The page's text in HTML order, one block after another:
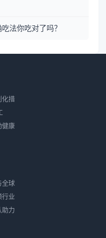
法你吃对了吗？
化措
健康
全球
行业
助力